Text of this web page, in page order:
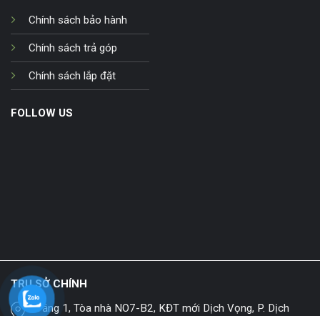
Chính sách bảo hành
Chính sách trả góp
Chính sách lắp đặt
FOLLOW US
TRỤ SỞ CHÍNH
Tầng 1, Tòa nhà NO7-B2, KĐT mới Dịch Vọng, P. Dịch